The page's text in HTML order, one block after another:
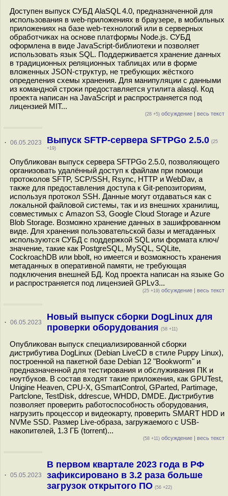
Доступен выпуск СУБД AlaSQL 4.0, предназначенной для
использования в web-приложениях в браузере, в мобильных
приложениях на базе web-технологий или в серверных
обработчиках на основе платформы Node.js. СУБД
оформлена в виде JavaScript-библиотеки и позволяет
использовать язык SQL. Поддерживается хранение данных
в традиционных реляционных таблицах или в форме
вложенных JSON-структур, не требующих жёсткого
определения схемы хранения. Для манипуляции с данными
из командной строки предоставляется утилита alasql. Код
проекта написан на JavaScript и распространяется под
лицензией MIT...
(28 +5) обсуждение | весь текст
· 06.05.2023 Выпуск SFTP-сервера SFTPGo 2.5.0 (25
+19)
Опубликован выпуск сервера SFTPGo 2.5.0, позволяющего
организовать удалённый доступ к файлам при помощи
протоколов SFTP, SCP/SSH, Rsync, HTTP и WebDav, а
также для предоставления доступа к Git-репозиториям,
используя протокол SSH. Данные могут отдаваться как с
локальной файловой системы, так и из внешних хранилищ,
совместимых с Amazon S3, Google Cloud Storage и Azure
Blob Storage. Возможно хранение данных в зашифрованном
виде. Для хранения пользовательской базы и метаданных
используются СУБД с поддержкой SQL или формата ключ/
значение, такие как PostgreSQL, MySQL, SQLite,
CockroachDB или bbolt, но имеется и возможность хранения
метаданных в оперативной памяти, не требующая
подключения внешней БД. Код проекта написан на языке Go
и распространяется под лицензией GPLv3...
(25 +19) обсуждение | весь текст
· 06.05.2023
Новый выпуск сборки DogLinux для
проверки оборудования (58 +11)
Опубликован выпуск специализированной сборки
дистрибутива DogLinux (Debian LiveCD в стиле Puppy Linux),
построенной на пакетной базе Debian 12 "Bookworm" и
предназначенной для тестирования и обслуживания ПК и
ноутбуков. В состав входят такие приложения, как GPUTest,
Unigine Heaven, CPU-X, GSmartControl, GParted, Partimage,
Partclone, TestDisk, ddrescue, WHDD, DMDE. Дистрибутив
позволяет проверить работоспособность оборудования,
нагрузить процессор и видеокарту, проверить SMART HDD и
NVMe SSD. Размер Live-образа, загружаемого с USB-
накопителей, 1.3 ГБ (torrent)...
(58 +11) обсуждение | весь текст
· 05.05.2023
В первом квартале 2023 года в РФ
зафиксировано в 3.2 раза больше
загрузок открытого ПО (56 +22)